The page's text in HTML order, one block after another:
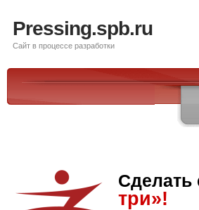
Pressing.spb.ru
Сайт в процессе разработки
Сделать
три»!